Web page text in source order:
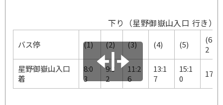
下り（星野御嶽山入口 行き）
バス停 (1) (2) (3) (4) (5)
(6)★
2
星野御嶽山入口
着
8:0
3
9:3
2
11:2
6
13:1
7
15:1
0
17:22